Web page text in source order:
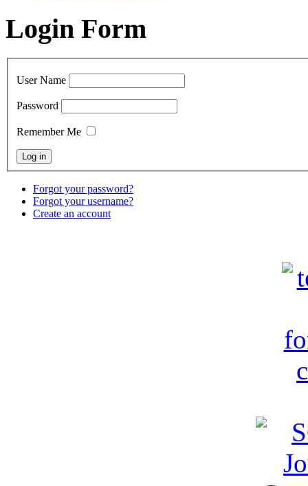
Login Form
User Name
Password
Remember Me
Forgot your password?
Forgot your username?
Create an account